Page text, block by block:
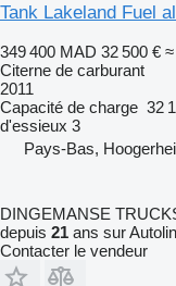
Tank Lakeland Fuel
349 400 MAD 32 500 €
Citerne de carburant
2011
Capacité de charge 32
d'essieux 3
Pays-Bas,
DINGEMANSE
depuis 21 ans sur
Contacter le vendeur